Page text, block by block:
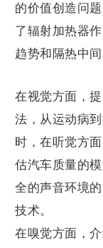
的价值创造问
了辐射加热器
趋势和隔热中
在视觉方面，
法，从运动病
时，在听觉方
估汽车质量的
全的声音环境
技术。
在嗅觉方面，